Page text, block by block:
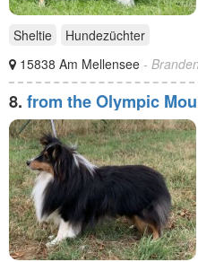
Sheltie
Hundezüchter
15838 Am Mellensee -
8. from the Olympic